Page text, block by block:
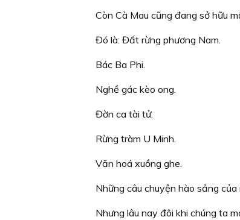
Còn Cà Mau cũng đang sở hữu
Đó là: Đất rừng phương Nam.
Bác Ba Phi.
Nghề gác kèo ong.
Đờn ca tài tử.
Rừng tràm U Minh.
Văn hoá xuồng ghe.
Những câu chuyện hào sảng của
Nhưng lâu nay đôi khi chúng ta